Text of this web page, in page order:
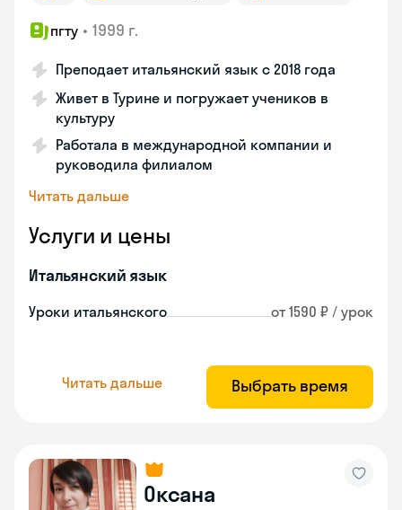
пгту • 1999 г.
Преподает итальянский язык с 2018 года
Живет в Турине и погружает учеников в
культуру
Работала в международной компании и
руководила филиалом
Читать дальше
Услуги и цены
Итальянский язык
Уроки итальянского от 1590 ₽ / урок
Читать дальше Выбрать время
Оксана